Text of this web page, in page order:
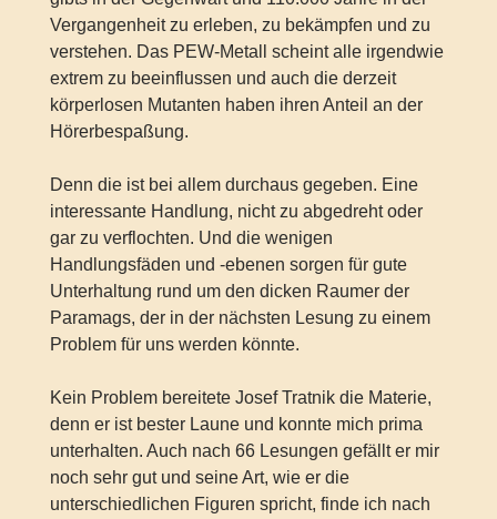
Vergangenheit zu erleben, zu bekämpfen und zu
verstehen. Das PEW-Metall scheint alle irgendwie
extrem zu beeinflussen und auch die derzeit
körperlosen Mutanten haben ihren Anteil an der
Hörerbespaßung.
Denn die ist bei allem durchaus gegeben. Eine
interessante Handlung, nicht zu abgedreht oder
gar zu verflochten. Und die wenigen
Handlungsfäden und -ebenen sorgen für gute
Unterhaltung rund um den dicken Raumer der
Paramags, der in der nächsten Lesung zu einem
Problem für uns werden könnte.
Kein Problem bereitete Josef Tratnik die Materie,
denn er ist bester Laune und konnte mich prima
unterhalten. Auch nach 66 Lesungen gefällt er mir
noch sehr gut und seine Art, wie er die
unterschiedlichen Figuren spricht, finde ich nach